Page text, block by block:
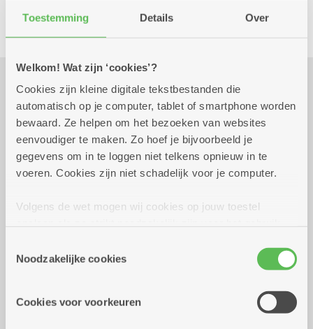
Toestemming Details Over
Welkom! Wat zijn ‘cookies’?
Cookies zijn kleine digitale tekstbestanden die
automatisch op je computer, tablet of smartphone worden
bewaard. Ze helpen om het bezoeken van websites
eenvoudiger te maken. Zo hoef je bijvoorbeeld je
gegevens om in te loggen niet telkens opnieuw in te
voeren. Cookies zijn niet schadelijk voor je computer.
Volgens de wet mogen wij cookies op jouw toestel
cookies hebben we jouw toestemming nodig. Sommige
cookies worden geplaatst door derde partijen die een
informatie over jouw (geanonimiseerd) gebruik van onze
Noodzakelijke cookies
Cookies voor voorkeuren
Praktisch
vrijdag 18 september
2026
13.30 uur tot 17.00
uur
Inschrijven bij Hugo of Louis vóór 16 september
Dienstencentrum Arena
2100 Deurne